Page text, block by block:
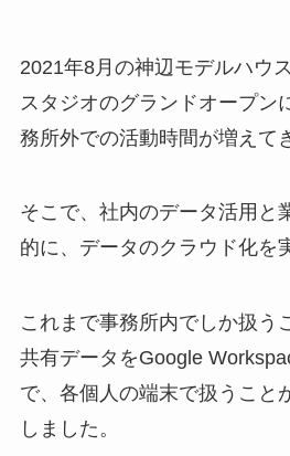
2021年8月の神辺モデルハウ
スタジオのグランドオープン
務所外での活動時間が増えて
そこで、社内のデータ活用と
的に、データのクラウド化を
これまで事務所内でしか扱う
共有データをGoogle
で、各個人の端末で扱うこと
しました。